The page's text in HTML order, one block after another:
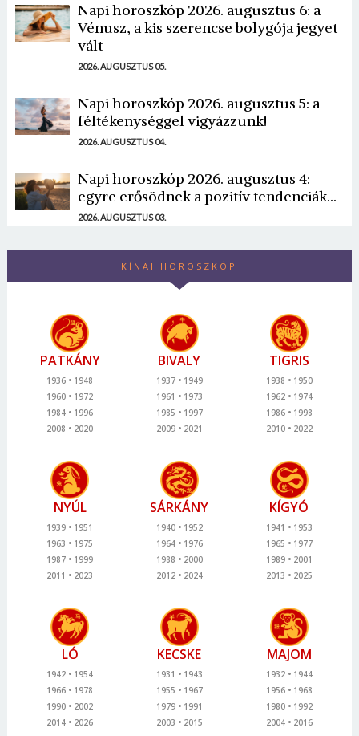
Napi horoszkóp 2026. augusztus 6: a
Vénusz, a kis szerencse bolygója jegyet
vált
2026. AUGUSZTUS 05.
Napi horoszkóp 2026. augusztus 5: a
féltékenységgel vigyázzunk!
2026. AUGUSZTUS 04.
Napi horoszkóp 2026. augusztus 4:
egyre erősödnek a pozitív tendenciák...
2026. AUGUSZTUS 03.
KÍNAI HOROSZKÓP
PATKÁNY
1936
1948
1960
1972
1984
1996
2008
2020
BIVALY
1937
1949
1961
1973
1985
1997
2009
2021
TIGRIS
1938
1950
1962
1974
1986
1998
2010
2022
NYÚL
1939
1951
1963
1975
1987
1999
2011
2023
SÁRKÁNY
1940
1952
1964
1976
1988
2000
2012
2024
KÍGYÓ
1941
1953
1965
1977
1989
2001
2013
2025
LÓ
1942
1954
1966
1978
1990
2002
2014
2026
KECSKE
1931
1943
1955
1967
1979
1991
2003
2015
MAJOM
1932
1944
1956
1968
1980
1992
2004
2016